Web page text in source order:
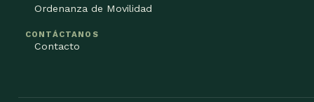
Ordenanza de Movilidad
CONTÁCTANOS
Contacto